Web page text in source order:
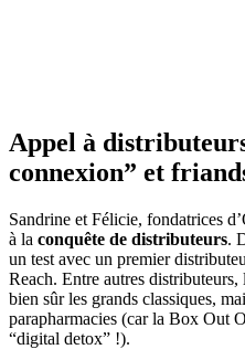
Appel à
connexion” et
Sandrine et Félicie, fondatrices
à la conquête de distributeurs.
un test avec un premier
Reach. Entre autres
bien sûr les grands classiques,
parapharmacies (car la Box Out
“digital detox” !).